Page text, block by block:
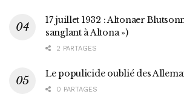
17 juillet 1932 : Altonaer
sanglant à Altona »)
2 PARTAGES
Le populicide oublié des
0 PARTAGES